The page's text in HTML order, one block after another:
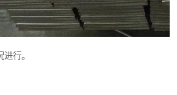
行。